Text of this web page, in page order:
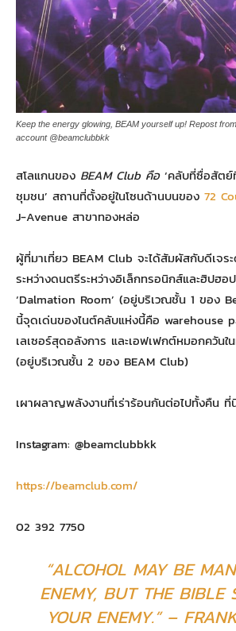
Keep the energy glowing, BEAM yourself up! Repost
account @beamclubbkk
สโลแกนของ BEAM Club คือ ‘คลับที่ซื่อสัต
ชุมชน’ สถานที่ตั้งอยู่ในโซนด้านบนของ 72
J-Avenue สาขาทองหล่อ
ผู้ที่มาเที่ยว BEAM Club จะได้สัมผัสกับดีเจ
ระหว่างดนตรีระหว่างอิเล็กทรอนิกส์และฮิปฮอ
‘Dalmation Room’ (อยู่บริเวณชั้น 1 ของ
นี้จุดเด่นของไนต์คลับแห่งนี้คือ warehouse
เลเซอร์สุดอลังการ และเอฟเฟกต์หมอกควันใ
(อยู่บริเวณชั้น 2 ของ BEAM Club)
เผาผลาญพลังงานที่เร่าร้อนกันต่อไปทั้งคืน ที่
Instagram: @beamclubbkk
https://beamclub.com/
02 392 7750
“ALCOHOL MAY BE
ENEMY, BUT THE BIBLE
YOUR ENEMY.” –